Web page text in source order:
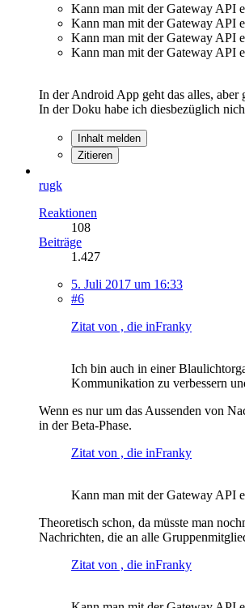
Kann man mit der Gateway API
Kann man mit der Gateway API
Kann man mit der Gateway API
Kann man mit der Gateway API
In der Android App geht das alles, aber
In der Doku habe ich diesbezüglich
Inhalt melden
Zitieren
rugk
Reaktionen
108
Beiträge
1.427
5. Juli 2017 um 16:33
#6
Zitat von , die inFranky
Ich bin auch in einer
Kommunikation zu verbessern
Wenn es nur um das Aussenden von
in der Beta-Phase.
Zitat von , die inFranky
Kann man mit der Gateway API
Theoretisch schon, da müsste man
Nachrichten, die an alle
Zitat von , die inFranky